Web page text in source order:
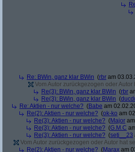
Re: BWin, ganz klar BWin (rbr am
Vom Autor zurückgezogen oder
Re(3): BWin, ganz klar BWin (rbr
Re(3): BWin, ganz klar BWin (
Re: Aktien - nur welche? (Babe am
Re(2): Aktien - nur welche? (ok-ko am
Re(3): Aktien - nur welche? (Major
Re(3): Aktien - nur welche? (G.M.C
Re(3): Aktien - nur welche? (seti__23
Vom Autor zurückgezogen oder Autor hat
Re(2): Aktien - nur welche? (Marax am